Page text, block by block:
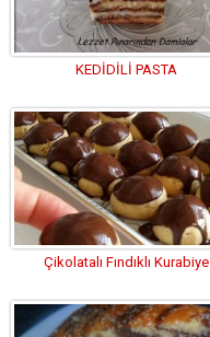
KEDİDİLİ PASTA
Çikolatalı Fındıklı Kurabiye